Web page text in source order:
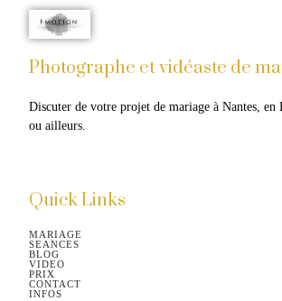
Photographe et vidéaste de
Discuter de votre projet de mariage à Nantes,
ou ailleurs.​
Quick Links
MARIAGE
SEANCES
BLOG
VIDEO
PRIX
CONTACT
INFOS